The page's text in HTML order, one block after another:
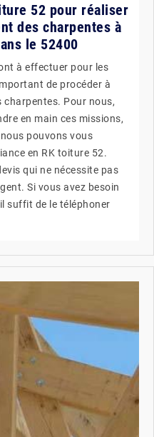
52 pour réaliser
des charpentes à
le 52400
à effectuer pour les
de procéder à
Pour nous,
en main ces missions,
pouvons vous
en RK toiture 52.
qui ne nécessite pas
Si vous avez besoin
suffit de le téléphoner